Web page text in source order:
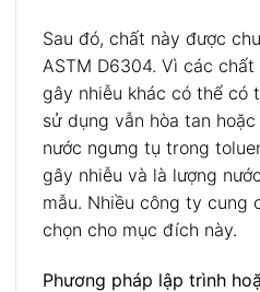
Sau đó, chất này được
ASTM D6304. Vì các
gây nhiễu khác có thể có
sử dụng vẫn hòa tan
nước ngưng tụ trong
gây nhiễu và là lượng
mẫu. Nhiều công ty cung
chọn cho mục đích này.
Phương pháp lập trình